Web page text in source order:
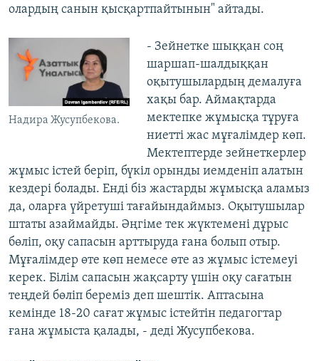
олардың санын қысқартпайтынын" айтады.
Надира Жусупбекова.
- Зейнетке шыққан соң
шаршап-шалдыққан
оқытушылардың демалуға
хақы бар. Аймақтарда
мектепке жұмысқа тұруға ​
ниетті жас мұғалімдер көп.
Мектептерде зейнеткерлер
жұмыс істей беріп, бүкіл орынды иемденіп алатын
кездері болады. Енді біз жастарды жұмысқа аламыз
да, оларға үйретуші тағайындаймыз. Оқытушылар
штаты азаймайды. Әңгіме тек жүктемені дұрыс
бөліп, оқу сапасын арттыруда ғана болып отыр.
Мұғалімдер өте көп немесе өте аз жұмыс істемеуі
керек. Білім сапасын жақсарту үшін оқу сағатын
теңдей бөліп береміз деп шештік. Аптасына
кемінде 18-20 сағат жұмыс істейтін педагогтар
ғана жұмыста қалады, - деді Жусупбекова.